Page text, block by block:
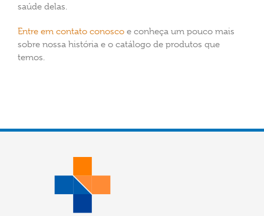
saúde delas.
Entre em contato conosco e conheça um pouco mais
sobre nossa história e o catálogo de produtos que
temos.